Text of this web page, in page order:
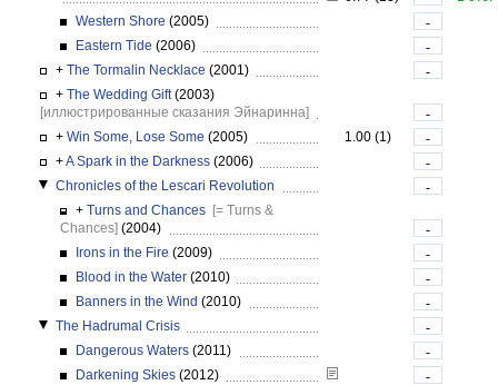
Western Shore (2005)
-
Eastern Tide (2006)
-
+ The Tormalin Necklace (2001)
-
+ The Wedding Gift(2003)
[иллюстрированные сказания Эйнаринна]
-
+ Win Some, Lose Some (2005) 1.00 (1)
-
+A Spark in the Darkness (2006)
-
Chronicles of the Lescari Revolution
-
+ Turns and Chances [= Turns &
Chances] (2004)
-
Irons in the Fire (2009)
-
Blood in the Water (2010)
-
Banners in the Wind (2010)
-
The Hadrumal Crisis
-
Dangerous Waters (2011)
-
Darkening Skies (2012)
-